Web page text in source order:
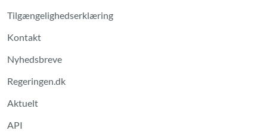
Tilgængelighedserklæring
Kontakt
Nyhedsbreve
Regeringen.dk
Aktuelt
API